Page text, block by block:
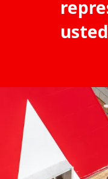
usted